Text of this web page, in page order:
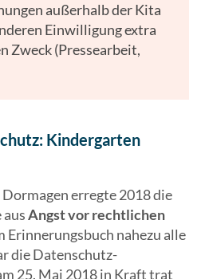
außerhalb der Kita
Einwilligung extra
Zweck (Pressearbeit,
Kindergarten
erregte 2018 die
Angst vor rechtlichen
Erinnerungsbuch nahezu alle
die Datenschutz-
25. Mai 2018 in Kraft trat